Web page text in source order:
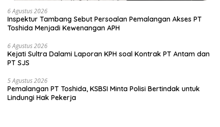
6 Agustus 2026
Inspektur Tambang Sebut Persoalan Pemalangan Akses PT
Toshida Menjadi Kewenangan APH
6 Agustus 2026
Kejati Sultra Dalami Laporan KPH soal Kontrak PT Antam dan
PT SJS
5 Agustus 2026
Pemalangan PT Toshida, KSBSI Minta Polisi Bertindak untuk
Lindungi Hak Pekerja